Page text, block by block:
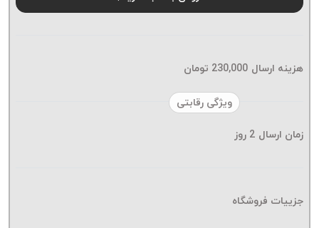
نخ
بدون
زتا
نخ
ویژگی رقابتی
هزینه ارسال 230,000 تومان
زمان ارسال 2 روز
جزییات فروشگاه